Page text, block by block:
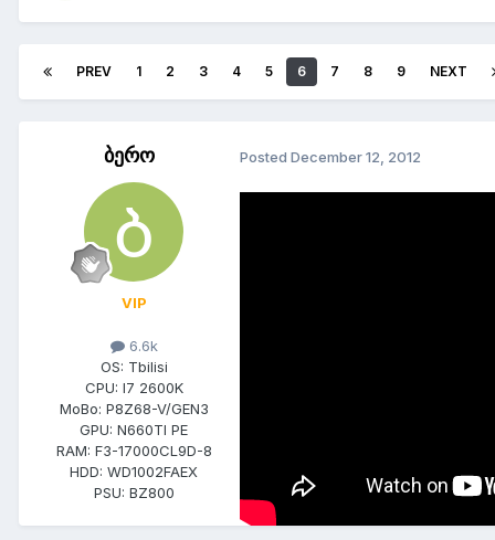
PREV 1 2 3 4 5 6 7 8 9 NEXT
ბერო
VIP
6.6k
OS: Tbilisi
CPU: I7 2600K
MoBo: P8Z68-V/GEN3
GPU: N660TI PE
RAM: F3-17000CL9D-8
HDD: WD1002FAEX
PSU: BZ800
Posted December 12, 2012